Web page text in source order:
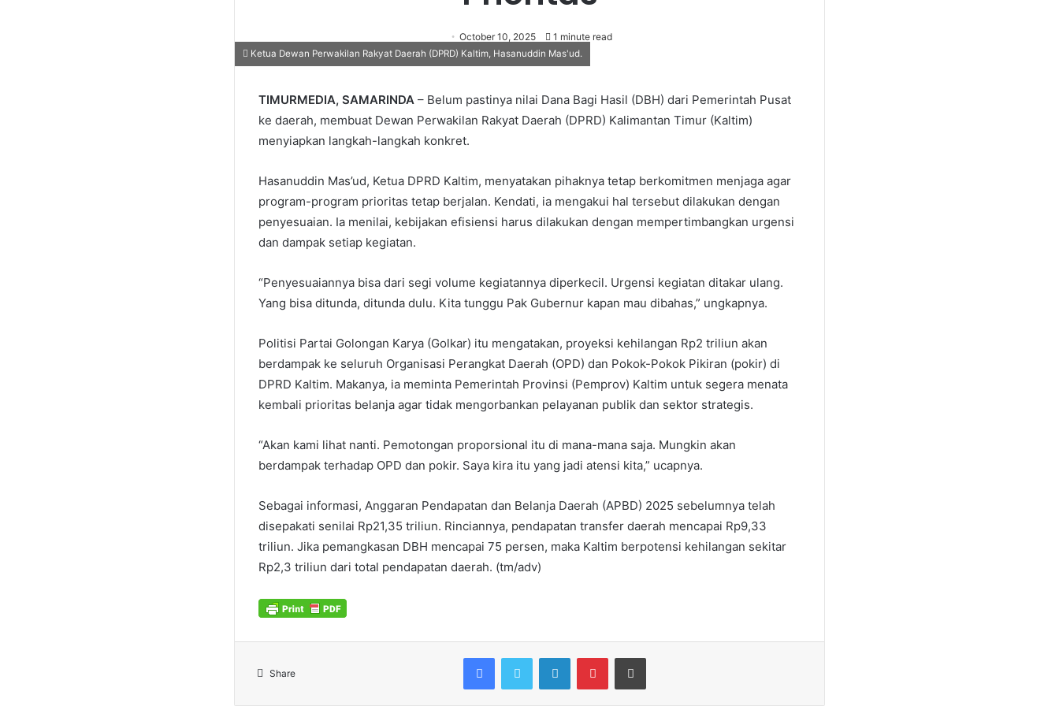
October 10, 2025 1 minute read
Ketua Dewan Perwakilan Rakyat Daerah (DPRD) Kaltim, Hasanuddin Mas'ud.
TIMURMEDIA, SAMARINDA – Belum pastinya nilai Dana Bagi Hasil (DBH) dari Pemerintah Pusat
ke daerah, membuat Dewan Perwakilan Rakyat Daerah (DPRD) Kalimantan Timur (Kaltim)
menyiapkan langkah-langkah konkret.
Hasanuddin Mas’ud, Ketua DPRD Kaltim, menyatakan pihaknya tetap berkomitmen menjaga agar
program-program prioritas tetap berjalan. Kendati, ia mengakui hal tersebut dilakukan dengan
penyesuaian. Ia menilai, kebijakan efisiensi harus dilakukan dengan mempertimbangkan urgensi
dan dampak setiap kegiatan.
“Penyesuaiannya bisa dari segi volume kegiatannya diperkecil. Urgensi kegiatan ditakar ulang.
Yang bisa ditunda, ditunda dulu. Kita tunggu Pak Gubernur kapan mau dibahas,” ungkapnya.
Politisi Partai Golongan Karya (Golkar) itu mengatakan, proyeksi kehilangan Rp2 triliun akan
berdampak ke seluruh Organisasi Perangkat Daerah (OPD) dan Pokok-Pokok Pikiran (pokir) di
DPRD Kaltim. Makanya, ia meminta Pemerintah Provinsi (Pemprov) Kaltim untuk segera menata
kembali prioritas belanja agar tidak mengorbankan pelayanan publik dan sektor strategis.
“Akan kami lihat nanti. Pemotongan proporsional itu di mana-mana saja. Mungkin akan
berdampak terhadap OPD dan pokir. Saya kira itu yang jadi atensi kita,” ucapnya.
Sebagai informasi, Anggaran Pendapatan dan Belanja Daerah (APBD) 2025 sebelumnya telah
disepakati senilai Rp21,35 triliun. Rinciannya, pendapatan transfer daerah mencapai Rp9,33
triliun. Jika pemangkasan DBH mencapai 75 persen, maka Kaltim berpotensi kehilangan sekitar
Rp2,3 triliun dari total pendapatan daerah. (tm/adv)
Share
FacebookTwitter LinkedInPinterestPrint